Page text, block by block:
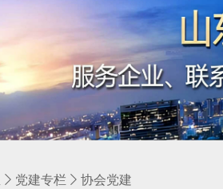
党建专栏 协会党建